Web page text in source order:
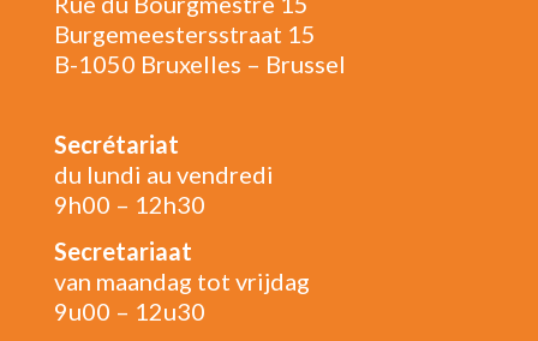
Burgemeestersstraat 15
B-1050 Bruxelles – Brussel
Secrétariat
du lundi au vendredi
9h00 – 12h30
Secretariaat
van maandag tot vrijdag
9u00 – 12u30